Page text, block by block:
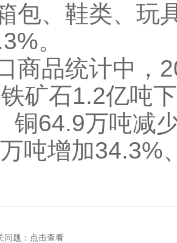
包、鞋类、玩
。
商品统计中，
矿石1.2亿吨
铜64.9万吨减
吨增加34.3%
题： 点击查看